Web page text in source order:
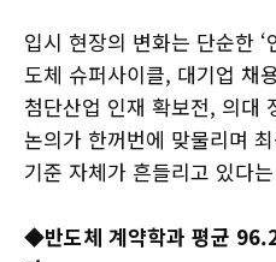
입시 현장의 변화는 단순한
도체 슈퍼사이클, 대기업 채
첨단산업 인재 확보전, 의대
논의가 한꺼번에 맞물리며
기준 자체가 흔들리고 있다
◆반도체 계약학과 평균